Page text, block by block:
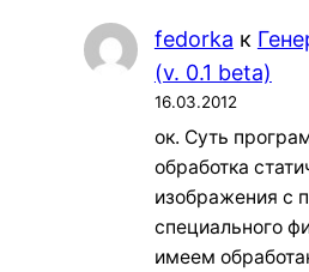
fedorka к
(v. 0.1 beta)
16.03.2012
ок. Суть
обработка
изображения с
специального
имеем